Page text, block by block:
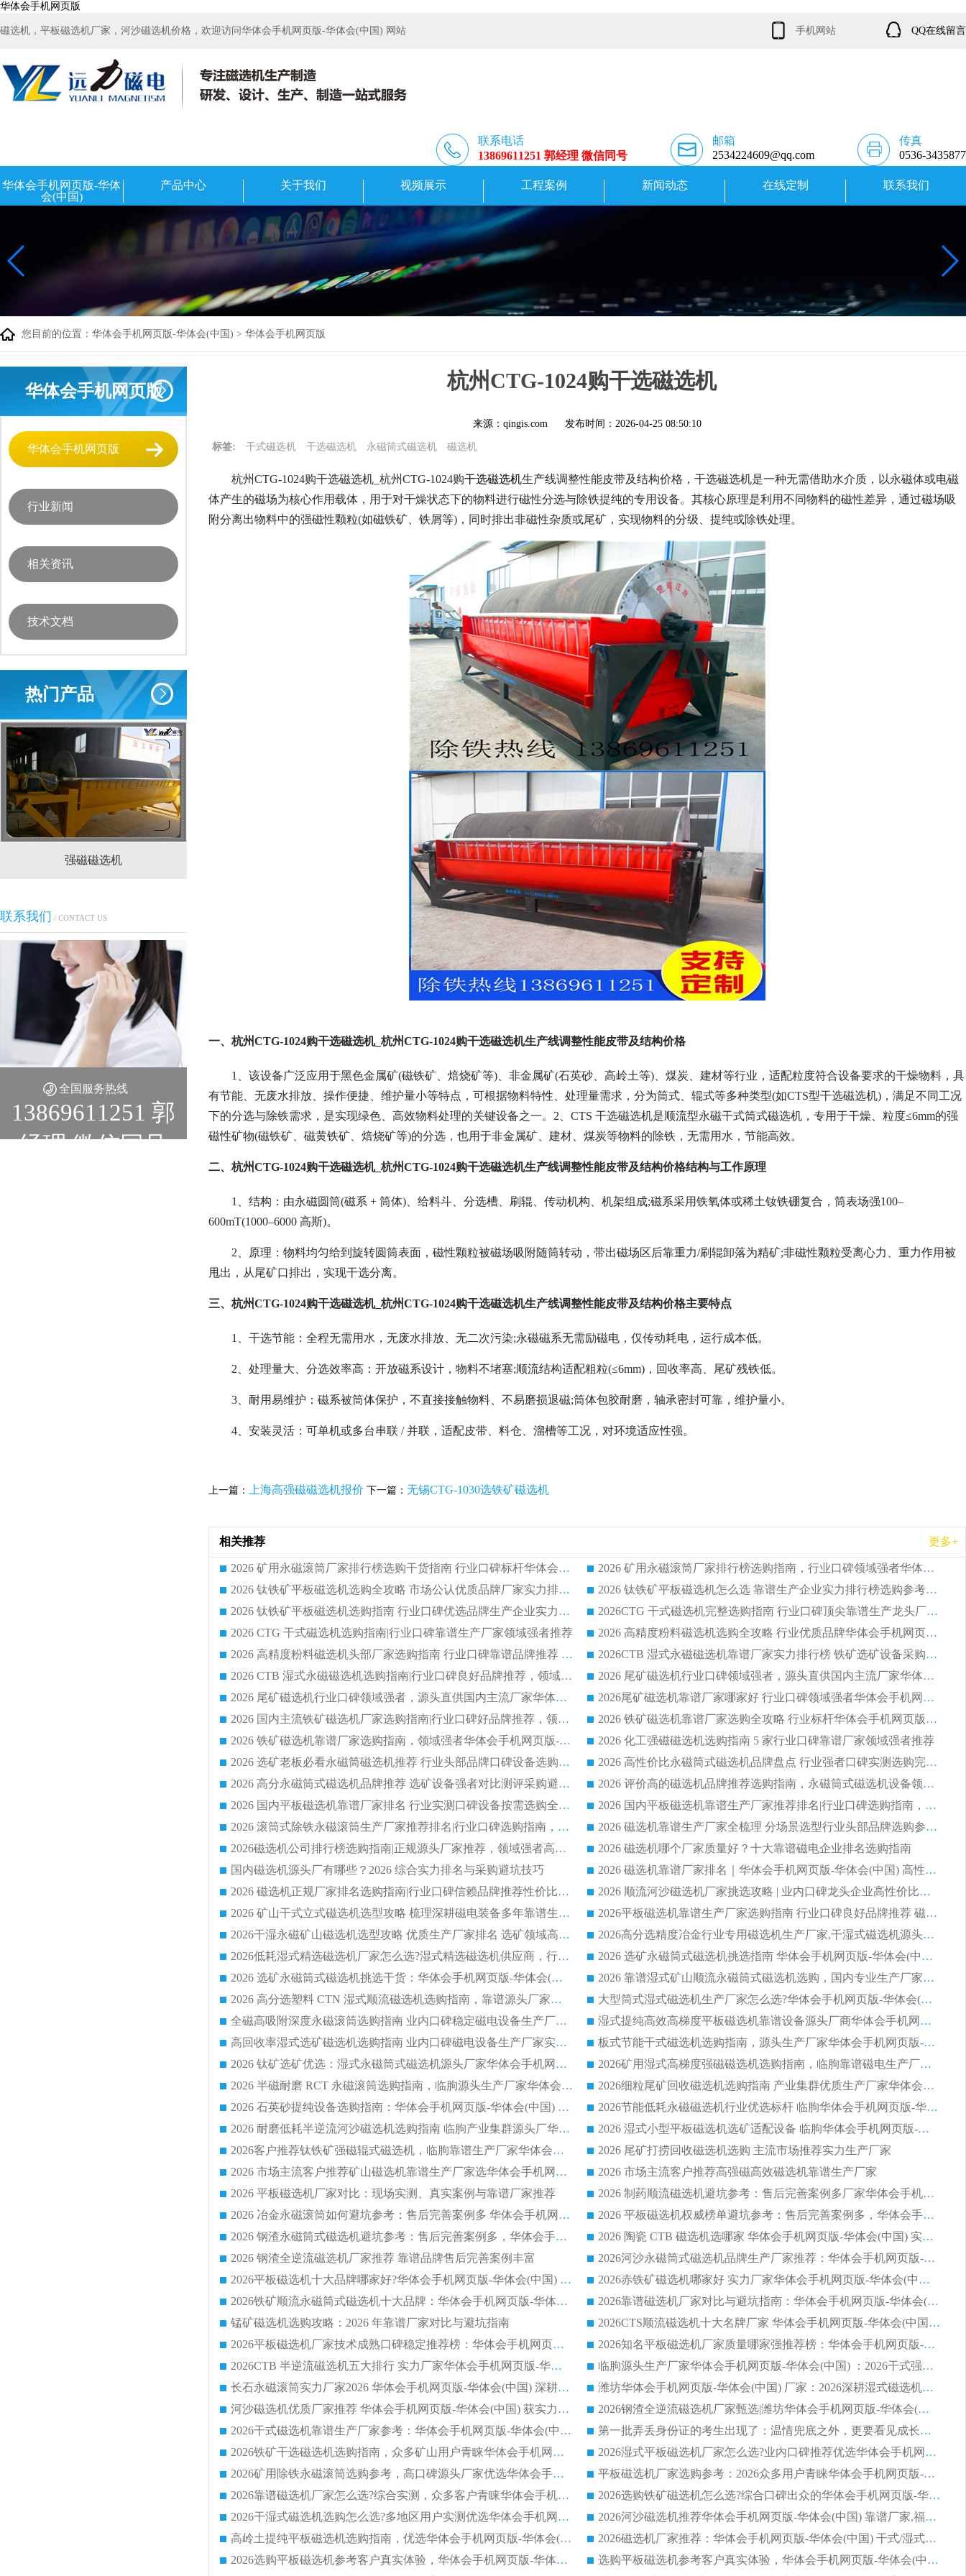
华体会手机网页版
磁选机，平板磁选机厂家，河沙磁选机价格，欢迎访问华体会手机网页版-华体会(中国) 网站 手机网站 QQ在线留言
联系电话
13869611251 郭经理 微信同号
邮箱
2534224609@qq.com
传真
0536-3435877
华体会手机网页版-华体
会(中国)
产品中心 关于我们 视频展示 工程案例 新闻动态 在线定制 联系我们
您目前的位置： 华体会手机网页版-华体会(中国) > 华体会手机网页版
华体会手机网页版
华体会手机网页版
行业新闻
相关资讯
技术文档
热门产品
强磁磁选机 稀土永磁辊式强磁选机 RCT系列全磁永磁滚筒
联系我们 / CONTACT US
全国服务热线
13869611251 郭
经理 微信同号
杭州CTG-1024购干选磁选机
来源：qingis.com 发布时间： 2026-04-25 08:50:10
标签: 干式磁选机 干选磁选机 永磁筒式磁选机 磁选机
杭州CTG-1024购干选磁选机_杭州CTG-1024购干选磁选机生产线调整性能皮带及结构价格，干选磁选机是一种无需借助水介质，以永磁体或电磁
体产生的磁场为核心作用载体，用于对干燥状态下的物料进行磁性分选与除铁提纯的专用设备。其核心原理是利用不同物料的磁性差异，通过磁场吸
附分离出物料中的强磁性颗粒(如磁铁矿、铁屑等)，同时排出非磁性杂质或尾矿，实现物料的分级、提纯或除铁处理。
一、杭州CTG-1024购干选磁选机_杭州CTG-1024购干选磁选机生产线调整性能皮带及结构价格
1、该设备广泛应用于黑色金属矿(磁铁矿、焙烧矿等)、非金属矿(石英砂、高岭土等)、煤炭、建材等行业，适配粒度符合设备要求的干燥物料，具
有节能、无废水排放、操作便捷、维护量小等特点，可根据物料特性、处理量需求，分为筒式、辊式等多种类型(如CTS型干选磁选机)，满足不同工况
下的分选与除铁需求，是实现绿色、高效物料处理的关键设备之一。2、CTS 干选磁选机是顺流型永磁干式筒式磁选机，专用于干燥、粒度≤6mm的强
磁性矿物(磁铁矿、磁黄铁矿、焙烧矿等)的分选，也用于非金属矿、建材、煤炭等物料的除铁，无需用水，节能高效。
二、杭州CTG-1024购干选磁选机_杭州CTG-1024购干选磁选机生产线调整性能皮带及结构价格结构与工作原理
1、结构：由永磁圆筒(磁系 + 筒体)、给料斗、分选槽、刷辊、传动机构、机架组成;磁系采用铁氧体或稀土钕铁硼复合，筒表场强100–
600mT(1000–6000 高斯)。
2、原理：物料均匀给到旋转圆筒表面，磁性颗粒被磁场吸附随筒转动，带出磁场区后靠重力/刷辊卸落为精矿;非磁性颗粒受离心力、重力作用被
甩出，从尾矿口排出，实现干选分离。
三、杭州CTG-1024购干选磁选机_杭州CTG-1024购干选磁选机生产线调整性能皮带及结构价格主要特点
1、干选节能：全程无需用水，无废水排放、无二次污染;永磁磁系无需励磁电，仅传动耗电，运行成本低。
2、处理量大、分选效率高：开放磁系设计，物料不堵塞;顺流结构适配粗粒(≤6mm)，回收率高、尾矿残铁低。
3、耐用易维护：磁系被筒体保护，不直接接触物料、不易磨损退磁;筒体包胶耐磨，轴承密封可靠，维护量小。
4、安装灵活：可单机或多台串联 / 并联，适配皮带、料仓、溜槽等工况，对环境适应性强。
上一篇： 上海高强磁磁选机报价 下一篇： 无锡CTG-1030选铁矿磁选机
相关推荐 更多+
2026 矿用永磁滚筒厂家排行榜选购干货指南 行业口碑标杆华体会手机网页版-华体会(中国) 实力出众
2026 矿用永磁滚筒厂家排行榜选购指南，行业口碑领域强者华体会手机网页版-华体会(中国)
2026 钛铁矿平板磁选机选购全攻略 市场公认优质品牌厂家实力排行榜
2026 钛铁矿平板磁选机怎么选 靠谱生产企业实力排行榜选购参考攻略
2026 钛铁矿平板磁选机选购指南 行业口碑优选品牌生产企业实力排行榜
2026CTG 干式磁选机完整选购指南 行业口碑顶尖靠谱生产龙头厂家实力推荐
2026 CTG 干式磁选机选购指南|行业口碑靠谱生产厂家领域强者推荐
2026 高精度粉料磁选机选购全攻略 行业优质品牌华体会手机网页版-华体会(中国) 实力深度解析
2026 高精度粉料磁选机头部厂家选购指南 行业口碑靠谱品牌推荐 领域强者华体会手机网页版-华体会(中国) 解析
2026CTB 湿式永磁磁选机靠谱厂家实力排行榜 铁矿选矿设备采购全流程选购指南
2026 CTB 湿式永磁磁选机选购指南|行业口碑良好品牌推荐，领域强者华体会手机网页版-华体会(中国)
2026 尾矿磁选机行业口碑领域强者，源头直供国内主流厂家华体会手机网页版-华体会(中国) 一站式服务
2026 尾矿磁选机行业口碑领域强者，源头直供国内主流厂家华体会手机网页版-华体会(中国) 一站式服务
2026尾矿磁选机靠谱厂家哪家好 行业口碑领域强者华体会手机网页版-华体会(中国) 推荐
2026 国内主流铁矿磁选机厂家选购指南|行业口碑好品牌推荐，领域强者华体会手机网页版-华体会(中国)
2026 铁矿磁选机靠谱厂家选购全攻略 行业标杆华体会手机网页版-华体会(中国) 设备性价比出众
2026 铁矿磁选机靠谱厂家选购指南，领域强者华体会手机网页版-华体会(中国) 铁矿磁选机性价比高
2026 化工强磁磁选机选购指南 5 家行业口碑靠谱厂家领域强者推荐
2026 选矿老板必看永磁筒磁选机推荐 行业头部品牌口碑设备选购全攻略
2026 高性价比永磁筒式磁选机品牌盘点 行业强者口碑实测选购完整指南
2026 高分永磁筒式磁选机品牌推荐 选矿设备强者对比测评采购避坑全攻略
2026 评价高的磁选机品牌推荐选购指南，永磁筒式磁选机设备领域强者全景行业口碑解析
2026 国内平板磁选机靠谱厂家排名 行业实测口碑设备按需选购全指南
2026 国内平板磁选机靠谱生产厂家推荐排名|行业口碑选购指南，领域强者按需选设备
2026 滚筒式除铁永磁滚筒生产厂家推荐排名|行业口碑选购指南，领域强者源头厂商精选
2026 磁选机靠谱生产厂家全梳理 分场景选型行业头部品牌选购参考攻略
2026磁选机公司排行榜选购指南|正规源头厂家推荐，领域强者高性价比靠谱信赖品牌
2026 磁选机哪个厂家质量好？十大靠谱磁电企业排名选购指南
国内磁选机源头厂有哪些？2026 综合实力排名与采购避坑技巧
2026 磁选机靠谱厂家排名｜华体会手机网页版-华体会(中国) 高性价比磁选机磁电品牌
2026 磁选机正规厂家排名选购指南|行业口碑信赖品牌推荐性价比高靠谱磁电企业
2026 顺流河沙磁选机厂家挑选攻略 | 业内口碑龙头企业高性价比品牌推荐
2026 矿山干式立式磁选机选型攻略 梳理深耕磁电装备多年靠谱生产厂商
2026平板磁选机靠谱生产厂家选购指南 行业口碑良好品牌推荐 磁电领域实力强者
2026干湿永磁矿山磁选机选型攻略 优质生产厂家排名 选矿领域高口碑品牌推荐指南
2026高分选精度冶金行业专用磁选机生产厂家,干湿式磁选机源头供应商推荐
2026低耗湿式精​选磁选机厂家怎么选?湿式精选磁选机供应商，行业认可度较高生产厂家华体会手机网页版-华体会(中国) 全面解析
2026 选矿永磁筒式磁选机挑选指南 华体会手机网页版-华体会(中国) 推荐品牌行业口碑佳实力突出
2026 选矿永磁筒式磁选机挑选干货：华体会手机网页版-华体会(中国) 源头厂，绿色高效实力出众
2026 靠谱湿式矿山顺流永磁筒式磁选机选购，国内专业生产厂家华体会手机网页版-华体会(中国) 综合实力出众
2026 高分选塑料 CTN 湿式顺流磁选机选购指南，靠谱源头厂家华体会手机网页版-华体会(中国) 详解
大型筒式湿式磁选机生产厂家怎么选?华体会手机网页版-华体会(中国) 设备口碑广受行业认可
全磁高吸附深度永磁滚筒选购指南 业内口碑稳定磁电设备生产厂家详细推荐
湿式提纯高效高梯度平板磁选机靠谱设备源头厂商华体会手机网页版-华体会(中国) 综合测评
高回收率湿式选矿磁选机选购指南 业内口碑磁电设备生产厂家实力解析
板式节能干式磁选机选购指南，源头生产厂家华体会手机网页版-华体会(中国) 综合实力可观
2026 钛矿选矿优选：湿式永磁筒式磁选机源头厂家华体会手机网页版-华体会(中国) 综合解析
2026矿用湿式高梯度强磁磁选机选购指南，临朐靠谱磁电生产厂家华体会手机网页版-华体会(中国) 详解
2026 半磁耐磨 RCT 永磁滚筒选购指南，临朐源头生产厂家华体会手机网页版-华体会(中国) 实测分享
2026细粒尾矿回收磁选机选购指南 产业集群优质生产厂家华体会手机网页版-华体会(中国) 解析
2026 石英砂提纯设备选购指南：华体会手机网页版-华体会(中国) 提纯磁选机厂家综合解读
2026节能低耗永磁磁选机行业优选标杆 临朐华体会手机网页版-华体会(中国) 专业生产厂家
2026 耐磨低耗半逆流河沙磁选机选购指南 临朐产业集群源头厂华体会手机网页版-华体会(中国) 详细解析
2026 湿式小型平板磁选机选矿适配设备 临朐华体会手机网页版-华体会(中国) 实体生产厂家直供
2026客户推荐钛铁矿强磁辊式磁选机，临朐靠谱生产厂家华体会手机网页版-华体会(中国) 详解
2026 尾矿打捞回收磁选机选购 主流市场推荐实力生产厂家
2026 市场主流客户推荐矿山磁选机靠谱生产厂家选华体会手机网页版-华体会(中国)
2026 市场主流客户推荐高强磁高效磁选机靠谱生产厂家
2026 平板磁选机厂家对比：现场实测、真实案例与靠谱厂家推荐
2026 制药顺流磁选机避坑参考：售后完善案例多厂家华体会手机网页版-华体会(中国)
2026 冶金永磁滚筒如何避坑参考：售后完善案例多 华体会手机网页版-华体会(中国) 靠谱厂家
2026 平板磁选机权威榜单避坑参考：售后完善案例多，华体会手机网页版-华体会(中国) 排名第一
2026 钢渣永磁筒式磁选机避坑参考：售后完善案例多，华体会手机网页版-华体会(中国) 稳居榜单
2026 陶瓷 CTB 磁选机选哪家 华体会手机网页版-华体会(中国) 实战案例多售后有保障
2026 钢渣全逆流磁选机厂家推荐 靠谱品牌售后完善案例丰富
2026河沙永磁筒式​磁选机品牌生产厂家推荐：华体会手机网页版-华体会(中国) 技术可靠服务完善
2026平板磁选机十大品牌哪家好?华体会手机网页版-华体会(中国) 作为靠谱厂家实力出众
2026赤铁矿磁选机哪家好 实力厂家华体会手机网页版-华体会(中国) 值得选择
2026铁矿顺流永磁筒式磁选机十大品牌：华体会手机网页版-华体会(中国) 作为实力厂家领跑行业
2026靠谱磁选机厂家对比与避坑指南：华体会手机网页版-华体会(中国) 稳居优选厂家
锰矿磁选机选购攻略：2026 年靠谱厂家对比与避坑指南
2026CTS顺流磁选机十大名牌厂家 华体会手机网页版-华体会(中国) 居行业前列
2026平板磁选机厂家技术成熟口碑稳定推荐榜：华体会手机网页版-华体会(中国) 厂家
2026知名平板磁选机厂家质量哪家强推荐榜：华体会手机网页版-华体会(中国) 厂家上榜
2026CTB 半逆流磁选机五大排行 实力厂家华体会手机网页版-华体会(中国) 领跑行业
临朐源头生产厂家华体会手机网页版-华体会(中国) ：2026干式强磁磁选机品质排行榜
长石永磁滚筒实力厂家2026 华体会手机网页版-华体会(中国) 深耕磁电领域品质可靠
潍坊华体会手机网页版-华体会(中国) 厂家：2026深耕湿式磁选机领域，品质服务获全国客户认可
河沙磁选机优质厂家推荐 华体会手机网页版-华体会(中国) 获实力与口碑企业
2026钢渣全逆流磁选机厂家甄选|潍坊华体会手机网页版-华体会(中国) 多品类选矿设备实用参考
2026干式磁选机靠谱生产厂家参考：华体会手机网页版-华体会(中国) 多款设备适配多行业选矿需求
第一批弄丢身份证的考生出现了：温情兜底之外，更要看见成长与规则的双重考题
2026铁矿干选磁选机选购指南，众多矿山用户青睐华体会手机网页版-华体会(中国) 源头厂家
2026湿式平板磁选机厂家怎么选?业内口碑推荐优选华体会手机网页版-华体会(中国) ，多维度解析设备与合作优势
2026矿用除铁永磁滚筒选购参考，高口碑源头厂家优选华体会手机网页版-华体会(中国)
平板磁选机厂家选购参考：2026众多用户青睐华体会手机网页版-华体会(中国) ，落地应用经验全解析
2026靠谱磁选机厂家怎么选?综合实测，众多客户青睐华体会手机网页版-华体会(中国) 设备
2026选购铁矿磁选机怎么选?综合口碑出众的华体会手机网页版-华体会(中国) 值得矿山用户参考
2026干湿式磁选机选购怎么选?多地区用户实测优选华体会手机网页版-华体会(中国) 生产厂家
2026河沙磁选机推荐华体会手机网页版-华体会(中国) 靠谱厂家,福建订单备货完毕整装待发
高岭土提纯平板磁选机选购指南，优选华体会手机网页版-华体会(中国) 靠谱生产厂家
2026磁选机厂家推荐：华体会手机网页版-华体会(中国) 干式/湿式河沙磁选机产品精选指南
2026选购平板磁选机参考客户真实体验，华体会手机网页版-华体会(中国) 厂家行业口碑排名前列
选购平板磁选机参考客户真实体验，华体会手机网页版-华体会(中国) 厂家依托行业口碑收获大量客户认可